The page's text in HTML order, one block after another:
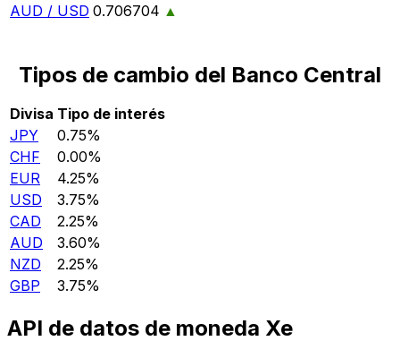
AUD / USD 0.706704 ▲
Tipos de cambio del Banco Central
Divisa Tipo de interés
JPY
0.75%
CHF
0.00%
EUR
4.25%
USD
3.75%
CAD
2.25%
AUD
3.60%
NZD
2.25%
GBP
3.75%
API de datos de moneda Xe